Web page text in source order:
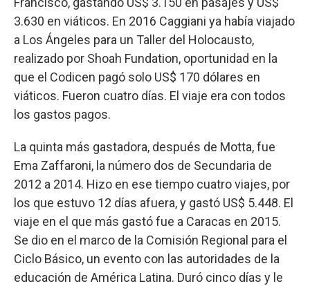
3.630 en viáticos. En 2016 Caggiani ya había viajado
a Los Ángeles para un Taller del Holocausto,
realizado por Shoah Fundation, oportunidad en la
que el Codicen pagó solo US$ 170 dólares en
viáticos. Fueron cuatro días. El viaje era con todos
los gastos pagos.
La quinta más gastadora, después de Motta, fue
Ema Zaffaroni, la número dos de Secundaria de
2012 a 2014. Hizo en ese tiempo cuatro viajes, por
los que estuvo 12 días afuera, y gastó US$ 5.448. El
viaje en el que más gastó fue a Caracas en 2015.
Se dio en el marco de la Comisión Regional para el
Ciclo Básico, un evento con las autoridades de la
educación de América Latina. Duró cinco días y le